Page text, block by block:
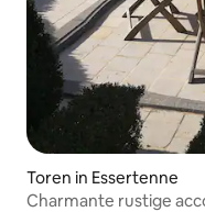
Toren in Essertenne
Charmante rustige